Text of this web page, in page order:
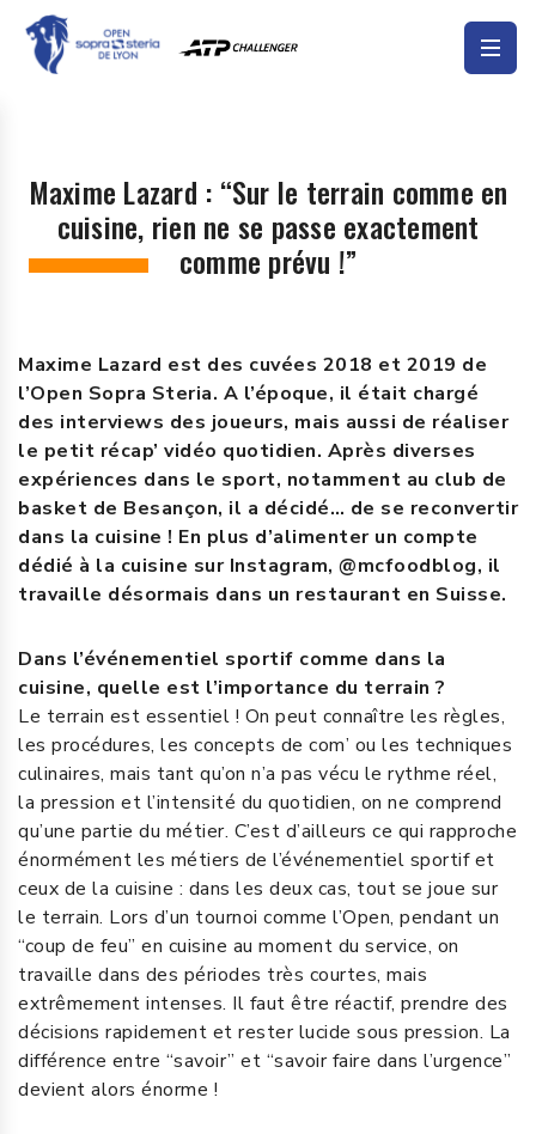
Maxime Lazard : “Sur le terrain comme en
cuisine, rien ne se passe exactement
comme prévu !”
Maxime Lazard est des cuvées 2018 et 2019 de
l’Open Sopra Steria. A l’époque, il était chargé
des interviews des joueurs, mais aussi de réaliser
le petit récap’ vidéo quotidien. Après diverses
expériences dans le sport, notamment au club de
basket de Besançon, il a décidé… de se reconvertir
dans la cuisine ! En plus d’alimenter un compte
dédié à la cuisine sur Instagram, @mcfoodblog, il
travaille désormais dans un restaurant en Suisse.
Dans l’événementiel sportif comme dans la
cuisine, quelle est l’importance du terrain ?
Le terrain est essentiel ! On peut connaître les règles,
les procédures, les concepts de com’ ou les techniques
culinaires, mais tant qu’on n’a pas vécu le rythme réel,
la pression et l’intensité du quotidien, on ne comprend
qu’une partie du métier. C’est d’ailleurs ce qui rapproche
énormément les métiers de l’événementiel sportif et
ceux de la cuisine : dans les deux cas, tout se joue sur
le terrain. Lors d’un tournoi comme l’Open, pendant un
“coup de feu” en cuisine au moment du service, on
travaille dans des périodes très courtes, mais
extrêmement intenses. Il faut être réactif, prendre des
décisions rapidement et rester lucide sous pression. La
différence entre “savoir” et “savoir faire dans l’urgence”
devient alors énorme !